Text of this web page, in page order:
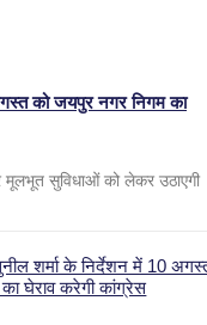
को जयपुर नगर निगम का
मूलभूत सुविधाओं को लेकर उठाएगी
शर्मा के निर्देशन में 10
घेराव करेगी कांग्रेस